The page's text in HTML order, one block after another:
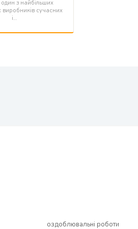
з найбільших
виробників сучасних
і…
оздоблювальні роботи